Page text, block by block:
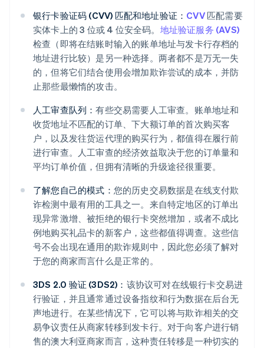
银行卡验证码 (CVV) 匹配和地址验证： CVV匹配需要
实体卡上的 3 位或 4 位安全码。 地址验证服务 (AVS)
检查（即将在结账时输入的账单地址与发卡行存档的
地址进行比较）是另一种选择。两者都不是万无一失
的，但将它们结合使用会增加欺诈尝试的成本，并防
止那些最懒惰的攻击。
人工审查队列：有些交易需要人工审查。账单地址和
收货地址不匹配的订单、下大额订单的首次购买客
户，以及发往货运代理的购买行为，都值得在履行前
进行审查。人工审查的经济效益取决于您的订单量和
平均订单价值，但拥有清晰的升级途径很重要。
了解您自己的模式： 您的历史交易数据是在线支付欺
诈检测中最有用的工具之一。来自特定地区的订单出
现异常激增、被拒绝的银行卡突然增加，或者不成比
例地购买礼品卡的新客户，这些都值得调查。这些信
号不会出现在通用的欺诈规则中，因此您必须了解对
于您的商家而言什么是正常的。
3DS 2.0 验证 (3DS2)： 该协议可对在线银行卡交易进
行验证，并且通常通过设备指纹和行为数据在后台无
声地进行。在某些情况下，它可以将与欺诈相关的交
易争议责任从商家转移到发卡行。对于向客户进行销
售的澳大利亚商家而言，这种责任转移是一种切实的